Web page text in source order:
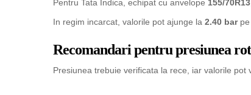
Pentru Tata Indica, echipat cu anvelope 155/70R13
In regim incarcat, valorile pot ajunge la 2.40 barpe
Recomandari pentru presiunea
Presiunea trebuie verificata la rece, iar valorile